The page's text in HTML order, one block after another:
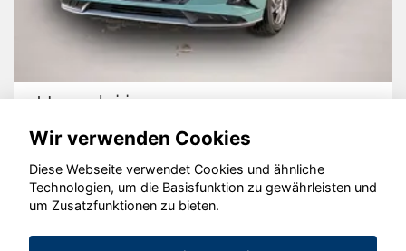
Hyundai i20
© konjunkturmotor.de GmbH 2020 - 2026
Wir verwenden Cookies
Diese Webseite verwendet Cookies und ähnliche
Technologien, um die Basisfunktion zu gewährleisten und
um Zusatzfunktionen zu bieten.